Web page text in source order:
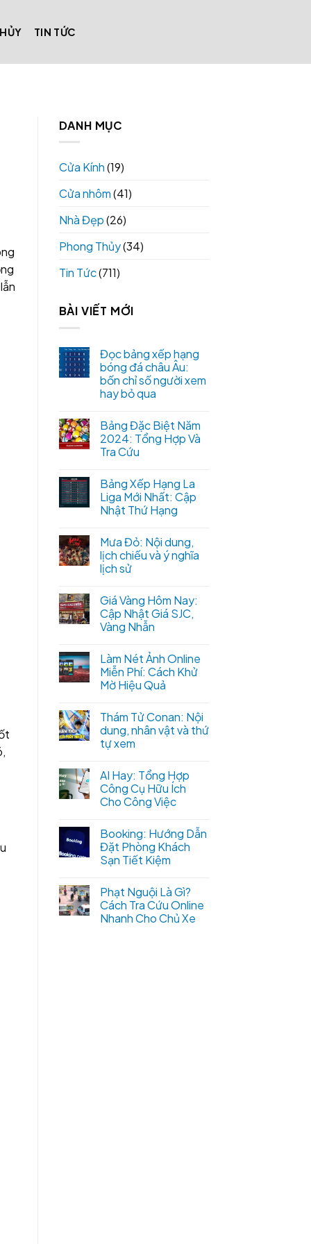
TIN TỨC
DANH MỤC
Cửa Kính(19)
Cửa nhôm(41)
Nhà Đẹp(26)
Phong Thủy(34)
Tin Tức(711)
BÀI VIẾT MỚI
Đọc bảng xếp hạng
bóng đá châu Âu:
bốn chỉ số người xem
hay bỏ qua
Bảng Đặc Biệt Năm
2024: Tổng Hợp Và
Tra Cứu
Bảng Xếp Hạng La
Liga Mới Nhất: Cập
Nhật Thứ Hạng
Mưa Đỏ: Nội dung,
lịch chiếu và ý nghĩa
lịch sử
Giá Vàng Hôm Nay:
Cập Nhật Giá SJC,
Vàng Nhẫn
Làm Nét Ảnh Online
Miễn Phí: Cách Khử
Mờ Hiệu Quả
Thám Tử Conan: Nội
dung, nhân vật và thứ
tự xem
AI Hay: Tổng Hợp
Công Cụ Hữu Ích
Cho Công Việc
Booking: Hướng Dẫn
Đặt Phòng Khách
Sạn Tiết Kiệm
Phạt Nguội Là Gì?
Cách Tra Cứu Online
Nhanh Cho Chủ Xe